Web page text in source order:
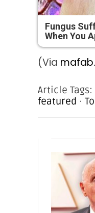
Fungus
When You
(Via
Article Tags:
featured ·